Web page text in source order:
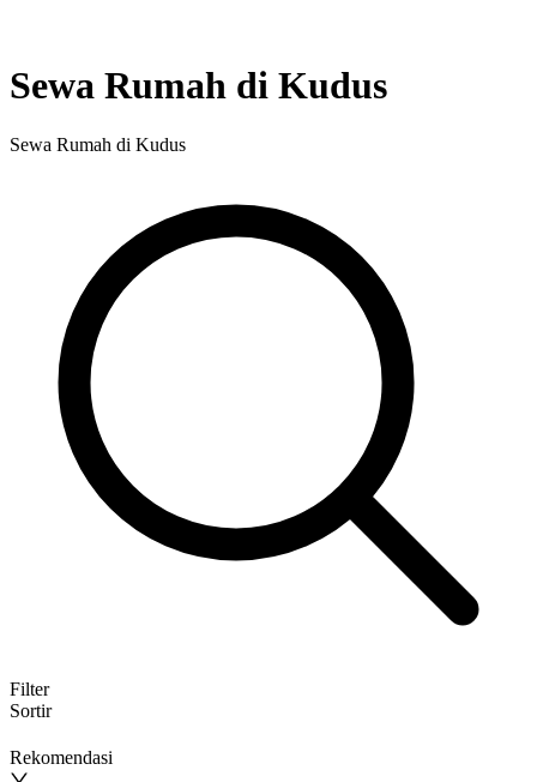
Sewa Rumah di Kudus
Sewa Rumah di Kudus
Filter
Sortir
Rekomendasi